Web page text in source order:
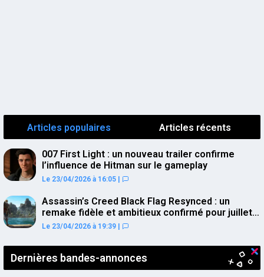
Articles populaires Articles récents
007 First Light : un nouveau trailer confirme
l’influence de Hitman sur le gameplay
Le 23/04/2026 à 16:05 |
Assassin’s Creed Black Flag Resynced : un
remake fidèle et ambitieux confirmé pour juillet
sur PS5
Le 23/04/2026 à 19:39 |
Dernières bandes-annonces